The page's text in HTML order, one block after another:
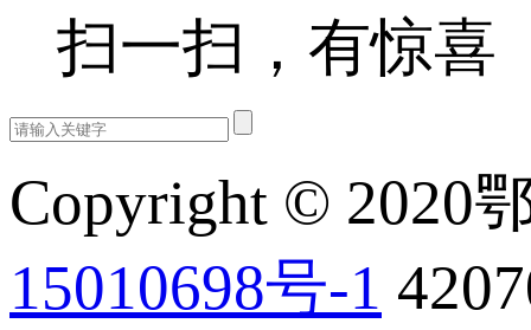
扫一扫，有惊喜
Copyright © 2020
15010698号-1